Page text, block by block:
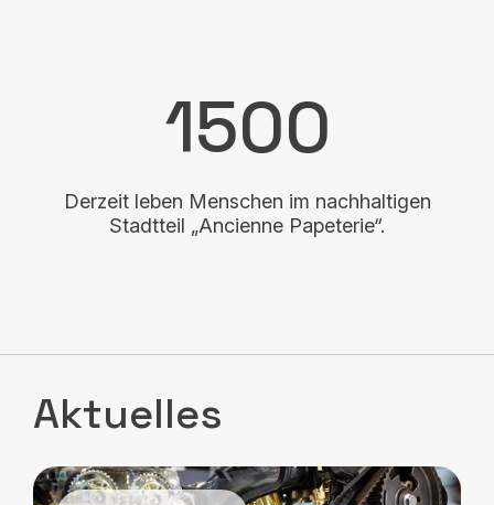
1500
Derzeit leben Menschen im nachhaltigen
Stadtteil „Ancienne Papeterie“.
Aktuelles